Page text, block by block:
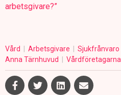
arbetsgivare?”
Vård Arbetsgivare Sjukfrånvaro
Anna Tärnhuvud
Vårdföretagarna